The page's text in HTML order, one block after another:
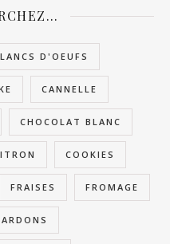
D'OEUFS
CANNELLE
CHOCOLAT BLANC
COOKIES
FRAISES FROMAGE